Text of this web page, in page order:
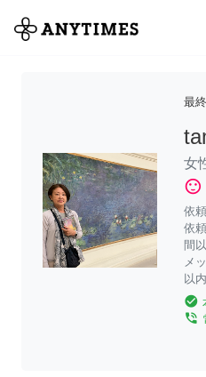
全て
最
女
sentiment_satisfied
依
依
間
メ
以内
check_circle
phone_in_talk